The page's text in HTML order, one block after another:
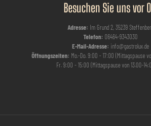
Besuchen Sie uns vor
Adresse: Im Grund 2, 35239
Telefon: 06464-9343030
E-Mail-Adresse: info@gastrolux.de
Öffnungszeiten: Mo.-Do. 9:00 - 17:00 (Mittagspause
Fr. 9:00 - 15:00 (Mittagspause von 13.00-